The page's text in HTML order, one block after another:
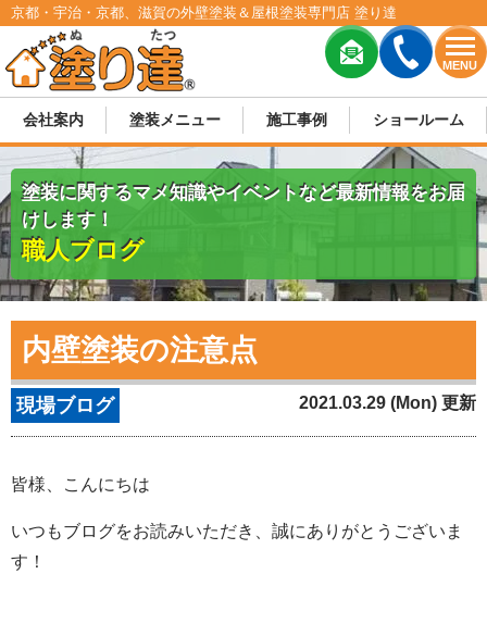
MENU
京都・宇治・京都、滋賀の外壁塗装＆屋根塗装専門店 塗り達
会社案内 塗装メニュー 施工事例 ショールーム
塗装に関するマメ知識やイベントなど最新情報をお届
けします！
職人ブログ
内壁塗装の注意点
現場ブログ 2021.03.29 (Mon) 更新
皆様、こんにちは
いつもブログをお読みいただき、誠にありがとうございま
す！